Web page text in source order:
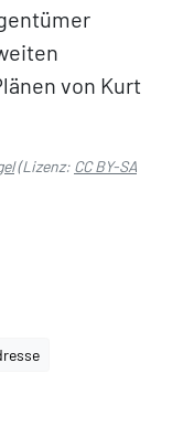
von Kurt
(Lizenz: CC BY-SA